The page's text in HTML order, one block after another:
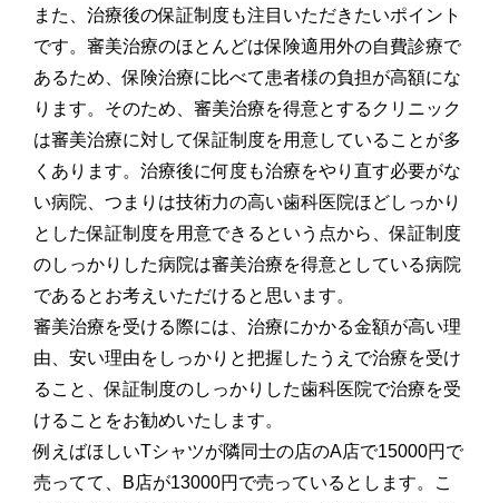
また、治療後の保証制度も注目いただきたいポイント
です。審美治療のほとんどは保険適用外の自費診療で
あるため、保険治療に比べて患者様の負担が高額にな
ります。そのため、審美治療を得意とするクリニック
は審美治療に対して保証制度を用意していることが多
くあります。治療後に何度も治療をやり直す必要がな
い病院、つまりは技術力の高い歯科医院ほどしっかり
とした保証制度を用意できるという点から、保証制度
のしっかりした病院は審美治療を得意としている病院
であるとお考えいただけると思います。
審美治療を受ける際には、治療にかかる金額が高い理
由、安い理由をしっかりと把握したうえで治療を受け
ること、保証制度のしっかりした歯科医院で治療を受
けることをお勧めいたします。
例えばほしいTシャツが隣同士の店のA店で15000円で
売ってて、B店が13000円で売っているとします。こ